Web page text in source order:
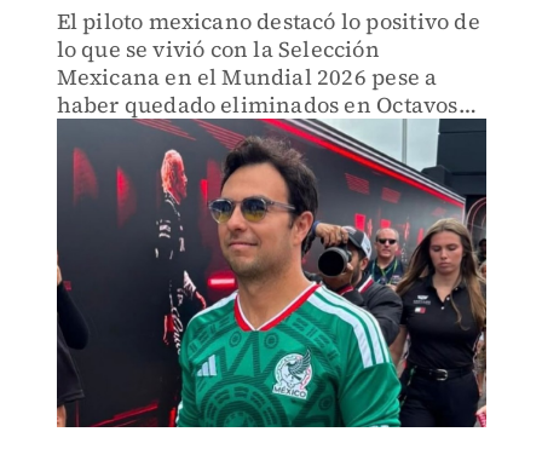
El piloto mexicano destacó lo positivo de
lo que se vivió con la Selección
Mexicana en el Mundial 2026 pese a
haber quedado eliminados en Octavos
de Final.